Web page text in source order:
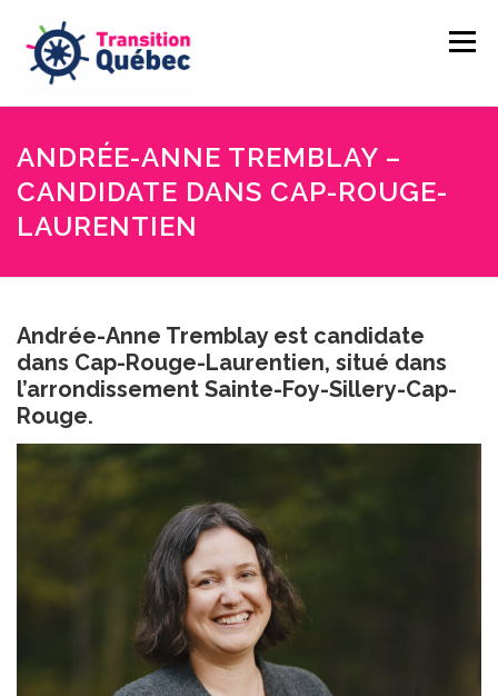
contenu
Menu
CAMILLE LAMBERT-DEUBELBEISS
NOS ENGAGEMENTS
ANDRÉE-ANNE TREMBLAY –
CANDIDATE DANS CAP-ROUGE-
LAURENTIEN
Andrée-Anne Tremblay est candidate
dans Cap-Rouge-Laurentien, situé dans
l’arrondissement Sainte-Foy-Sillery-Cap-
Rouge.